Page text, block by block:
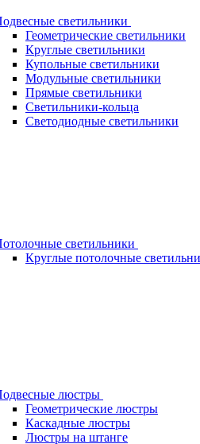
светильники
Геометрические светильники
Круглые светильники
Купольные светильники
Модульные светильники
Прямые светильники
Светильники-кольца
Светодиодные светильники
светильники
Круглые потолочные
люстры
Геометрические люстры
Каскадные люстры
Люстры на штанге